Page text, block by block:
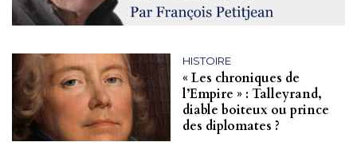
HISTOIRE
« Les chroniques de
l’Empire » : Talleyrand,
diable boiteux ou prince
des diplomates ?